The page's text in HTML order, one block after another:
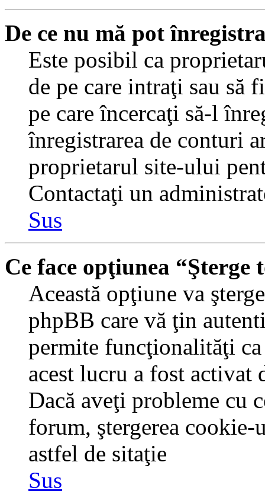
De ce nu mă pot
Este posibil ca
de pe care intraţi sau să
pe care încercaţi să-l
înregistrarea de conturi
proprietarul site-ului
Contactaţi un
Sus
Ce face opţiunea
Această opţiune va
phpBB care vă ţin
permite funcţionalităţi
acest lucru a fost
Dacă aveţi probleme cu
forum, ştergerea
astfel de sitaţie
Sus